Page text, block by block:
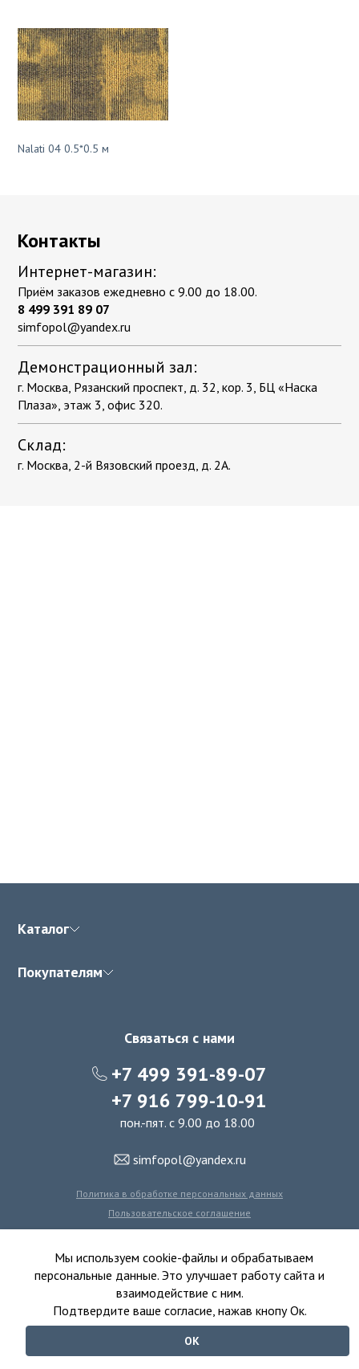
Nalati 04 0.5*0.5 м
Контакты
Интернет-магазин:
Приём заказов ежедневно с 9.00 до 18.00.
8 499 391 89 07
simfopol@yandex.ru
Демонстрационный зал:
г. Москва, Рязанский проспект, д. 32, кор. 3, БЦ «Наска
Плаза», этаж 3, офис 320.
Склад:
г. Москва, 2-й Вязовский проезд, д. 2А.
Каталог
Покупателям
Связаться с нами
+7 499 391-89-07
+7 916 799-10-91
пон.-пят. с 9.00 до 18.00
simfopol@yandex.ru
Политика в обработке персональных данных
Пользовательское соглашение
Политика использования файлов cookie
© 2016-2026 Симфония Пола - интернет-магазин
ковролина, линолеума, виниловых полов и ковровой плитки.
Мы используем cookie-файлы и обрабатываем
персональные данные. Это улучшает работу сайта и
взаимодействие с ним.
Подтвердите ваше согласие, нажав кнопу Ок.
ОК